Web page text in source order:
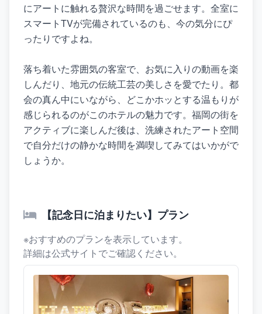
にアートに触れる贅沢な時間を過ごせます。全室に
スマートTVが完備されているのも、今の気分にぴ
ったりですよね。
落ち着いた雰囲気の客室で、お気に入りの動画を楽
しんだり、地元の伝統工芸の美しさを愛でたり。都
会の真ん中にいながら、どこかホッとする温もりが
感じられるのがこのホテルの魅力です。福岡の街を
アクティブに楽しんだ後は、洗練されたアート空間
で自分だけの静かな時間を満喫してみてはいかがで
しょうか。
【記念日に泊まりたい】プラン
※おすすめのプランを表示しています。
詳細は公式サイトでご確認ください。